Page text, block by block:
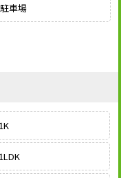
駐車場
1K
1LDK